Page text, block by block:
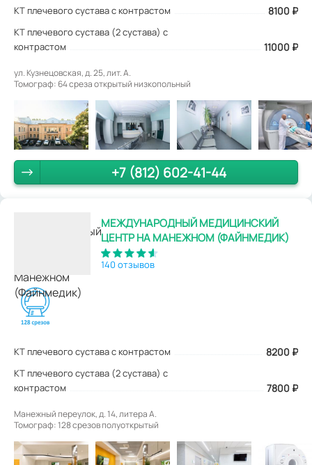
КТ плечевого сустава с контрастом 8100 ₽
КТ плечевого сустава (2 сустава) с
контрастом
11000 ₽
ул. Кузнецовская, д. 25, лит. А.
Томограф: 64 среза открытый низкопольный
+7 (812) 602-41-44
МЕЖДУНАРОДНЫЙ МЕДИЦИНСКИЙ
ЦЕНТР НА МАНЕЖНОМ (ФАЙНМЕДИК)
140 отзывов
КТ плечевого сустава с контрастом 8200 ₽
КТ плечевого сустава (2 сустава) с
контрастом
7800 ₽
Манежный переулок, д. 14, литера А.
Томограф: 128 срезов полуоткрытый